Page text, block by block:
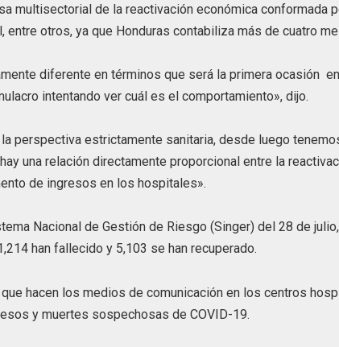
multisectorial de la reactivación económica conformada
otros, ya que Honduras contabiliza más de cuatro
diferente en términos que será la primera ocasión
intentando ver cuál es el comportamiento», dijo.
perspectiva estrictamente sanitaria, desde luego
una relación directamente proporcional entre la
de ingresos en los hospitales».
Nacional de Gestión de Riesgo (Singer) del 28 de
han fallecido y 5,103 se han recuperado.
hacen los medios de comunicación en los centros
y muertes sospechosas de COVID-19.